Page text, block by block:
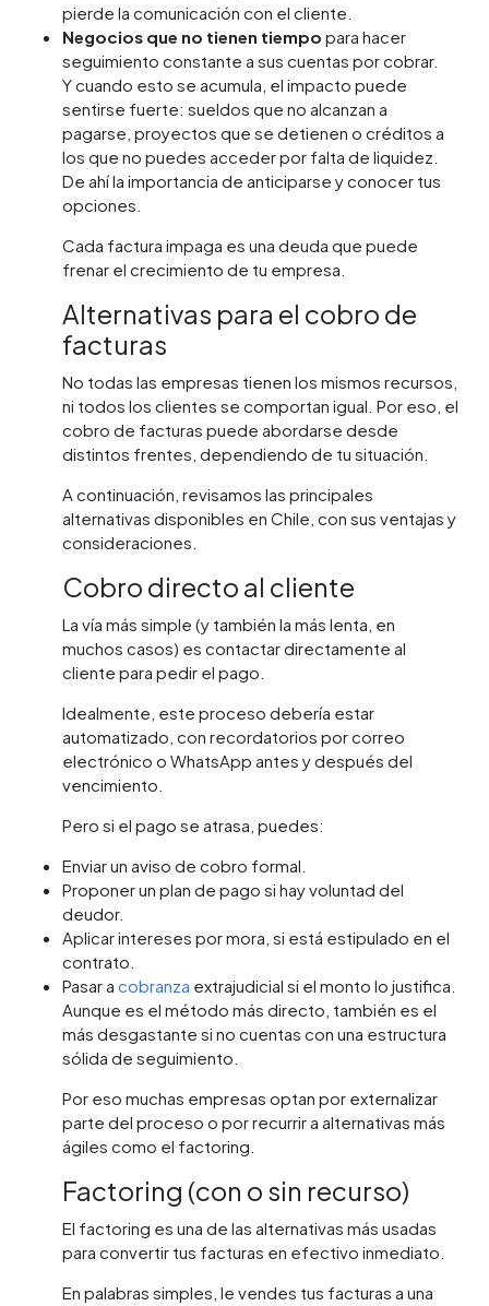
pierde la comunicación con el cliente.
Negocios que no tienen tiempo para hacer
seguimiento constante a sus cuentas por cobrar.
Y cuando esto se acumula, el impacto puede
sentirse fuerte: sueldos que no alcanzan a
pagarse, proyectos que se detienen o créditos a
los que no puedes acceder por falta de liquidez.
De ahí la importancia de anticiparse y conocer tus
opciones.
Cada factura impaga es una deuda que puede
frenar el crecimiento de tu empresa.
Alternativas para el cobro de
facturas
No todas las empresas tienen los mismos recursos,
ni todos los clientes se comportan igual. Por eso, el
cobro de facturas puede abordarse desde
distintos frentes, dependiendo de tu situación.
A continuación, revisamos las principales
alternativas disponibles en Chile, con sus ventajas y
consideraciones.
Cobro directo al cliente
La vía más simple (y también la más lenta, en
muchos casos) es contactar directamente al
cliente para pedir el pago.
Idealmente, este proceso debería estar
automatizado, con recordatorios por correo
electrónico o WhatsApp antes y después del
vencimiento.
Pero si el pago se atrasa, puedes:
Enviar un aviso de cobro formal.
Proponer un plan de pago si hay voluntad del
deudor.
Aplicar intereses por mora, si está estipulado en el
contrato.
Pasar acobranza extrajudicial si el monto lo justifica.
Aunque es el método más directo, también es el
más desgastante si no cuentas con una estructura
sólida de seguimiento.
Por eso muchas empresas optan por externalizar
parte del proceso o por recurrir a alternativas más
ágiles como el factoring.
Factoring (con o sin recurso)
El factoring es una de las alternativas más usadas
para convertir tus facturas en efectivo inmediato.
En palabras simples, le vendes tus facturas a una